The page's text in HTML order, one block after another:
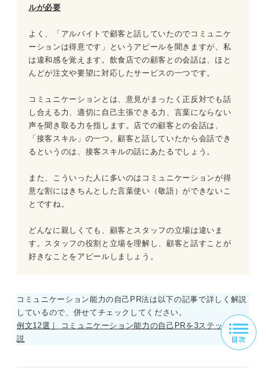
ルが必要
よく、「アルバイトで顧客と話していたのでコミュニケ
ーションは得意です」というアピールを聞きますが、私
は違和感を覚えます。飲食店での顧客との会話は、ほと
んどが注文や要望に対応したサービスの一つです。
コミュニケーションとは、意見がまったく正反対でも話
し合える力、適切に自己主張できる力、言葉にならない
声を聞き取る力を指します。店での顧客との会話は、
「接客スキル」の一つ。顧客と話していたから会話でき
るというのは、接客スキルの話にあたるでしょう。
また、こういった人に多いのはコミュニケーションが得
意な割にはきちんとした言葉使い（敬語）ができないこ
とですね。
どんなに親しくても、顧客とスタッフの立場は違いま
す。スタッフの役割と立場を理解し、顧客と話すことが
好きなことをアピールしましょう。
コミュニケーション能力の自己PR法は以下の記事で詳しく解説
しているので、併せてチェックしてください。
例文12選｜ コミュニケーション能力の自己PRを3ステップで解
説